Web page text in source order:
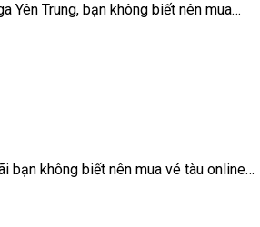
Yên Trung, bạn không biết nên mua…
bạn không biết nên mua vé tàu online…